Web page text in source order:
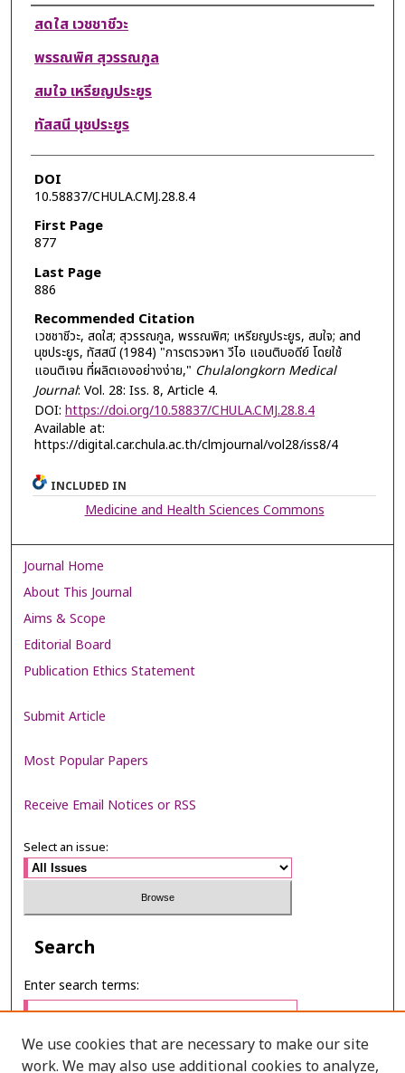
Authors
สดใส เวชชาชีวะ
พรรณพิศ สุวรรณกูล
สมใจ เหรียญประยูร
ทัสสนี นุชประยูร
DOI
10.58837/CHULA.CMJ.28.8.4
First Page
877
Last Page
886
Recommended Citation
เวชชาชีวะ, สดใส; สุวรรณกูล, พรรณพิศ; เหรียญประยูร, สมใจ; and
นุชประยูร, ทัสสนี (1984) "การตรวจหา วีไอ แอนติบอดีย์ โดยใช้
แอนติเจน ที่ผลิตเองอย่างง่าย," Chulalongkorn Medical
Journal: Vol. 28: Iss. 8, Article 4.
DOI: https://doi.org/10.58837/CHULA.CMJ.28.8.4
Available at:
https://digital.car.chula.ac.th/clmjournal/vol28/iss8/4
INCLUDED IN
Medicine and Health Sciences Commons
Journal Home
About This Journal
Aims & Scope
Editorial Board
Publication Ethics Statement
Submit Article
Most Popular Papers
Receive Email Notices or RSS
Select an issue:
Search
Enter search terms:
We use cookies that are necessary to make our site
work. We may also use additional cookies to analyze,